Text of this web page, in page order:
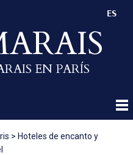
EN PARÍS
ES
> Hoteles de encanto y